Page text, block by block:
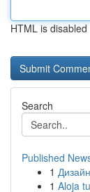
HTML is disabled
Search
Published
1
1 Aloja